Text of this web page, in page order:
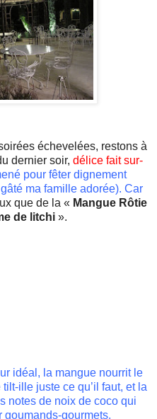
échevelées, restons à
dernier soir, délice faitsur-
pour fêter dignement
ma famille adorée). Car
que de la « Mangue Rôtie
de litchi ».
idéal, la mangue nourrit le
tilt-ille juste ce qu’il faut, et la
notes de noix de coco qui
goumands-gourmets.